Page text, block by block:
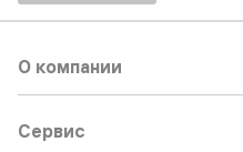
О компании
Сервис